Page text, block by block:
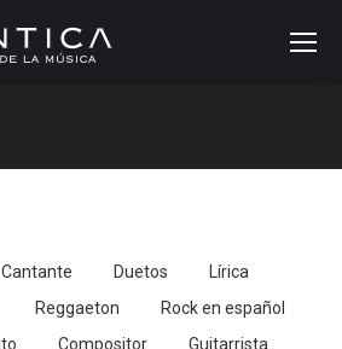
Buscar:
Cantante Duetos
Lírica
Reggaeton
Rock en español
Compositor
Guitarrista